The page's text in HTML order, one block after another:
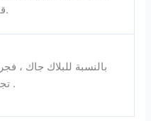
قبل أن تفقده.
بالنسبة للبلاك جاك ،
تجريبي مجاني .